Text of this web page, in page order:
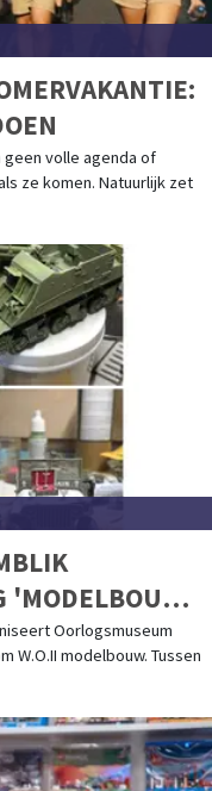
geen volle agenda of
ze komen. Natuurlijk zet
'MODELBOUW'
Oorlogsmuseum
W.O.II modelbouw. Tussen